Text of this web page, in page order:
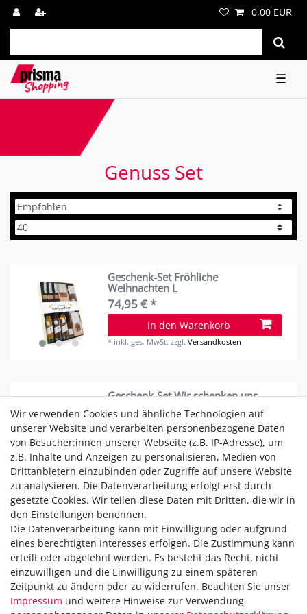
0,00 EUR
☰
Genuss Set
Geschenk-Set Fröhliche
Weihnachten L
74,95 € *
In den Warenkorb
* inkl. ges. MwSt. zzgl.Versandkosten
Geschenk-Set Wir schenken uns
34,95 € *
In den Warenkorb
*inkl. ges. MwSt.zzgl.Versandkosten
Versandkostenfrei ab 40,-€
Zahlung
Versand
Daten­schutz­erklärung
AGB
Wir verwenden Cookies und ähnliche Technologien auf
unserer Website und verarbeiten personenbezogene Daten
von Besucher:innen unserer Webseite (z.B. IP-Adresse), um
z.B. Inhalte und Anzeigen zu personalisieren, Medien von
Drittanbietern einzubinden oder Zugriffe auf unsere Website
zu analysieren. Die Datenverarbeitung erfolgt erst durch
gesetzte Cookies. Wir teilen diese Daten mit Dritten, die wir in
den Einstellungen benennen.
Die Datenverarbeitung kann mit Einwilligung oder aufgrund
eines berechtigten Interesses erfolgen. Die Zustimmung kann
erteilt oder abgelehnt werden. Es besteht das Recht, nicht
einzuwilligen und die Einwilligung zu einem späteren
Zeitpunkt zu ändern oder zu widerrufen. Beachten Sie unser
Impressum und weitere Hinweise zur Verwendung